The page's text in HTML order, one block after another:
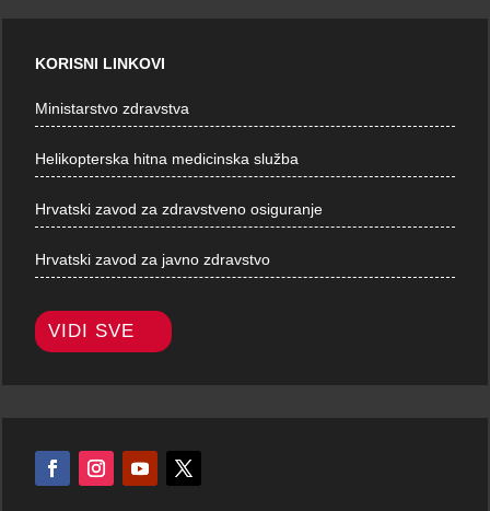
KORISNI LINKOVI
Ministarstvo zdravstva
Helikopterska hitna medicinska služba
Hrvatski zavod za zdravstveno osiguranje
Hrvatski zavod za javno zdravstvo
VIDI SVE